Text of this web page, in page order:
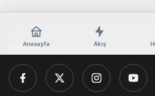
Anasayfa Akış
© Telif Hakkı 2026, Tüm Hakları
Künye Gizlilik politikası